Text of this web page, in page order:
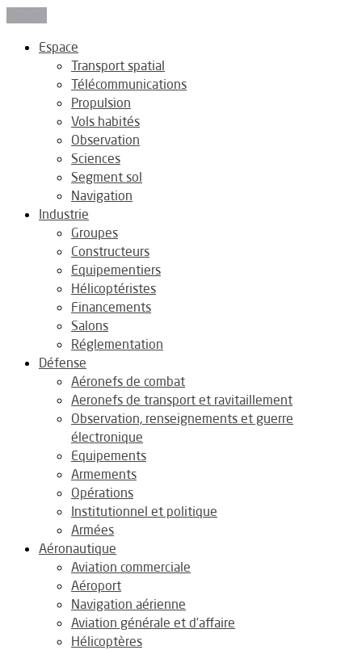
Espace
Transport spatial
Télécommunications
Propulsion
Vols habités
Observation
Sciences
Segment sol
Navigation
Industrie
Groupes
Constructeurs
Equipementiers
Hélicoptéristes
Financements
Salons
Réglementation
Défense
Aéronefs de combat
Aeronefs de transport et ravitaillement
Observation, renseignements et guerre
électronique
Equipements
Armements
Opérations
Institutionnel et politique
Armées
Aéronautique
Aviation commerciale
Aéroport
Navigation aérienne
Aviation générale et d’affaire
Hélicoptères